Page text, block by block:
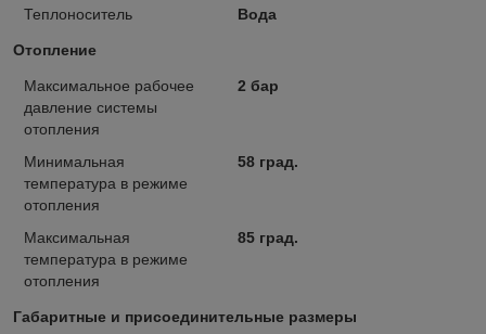
Теплоноситель Вода
Отопление
Максимальное рабочее
давление системы
отопления
2 бар
Минимальная
температура в режиме
отопления
58 град.
Максимальная
температура в режиме
отопления
85 град.
Габаритные и присоединительные размеры